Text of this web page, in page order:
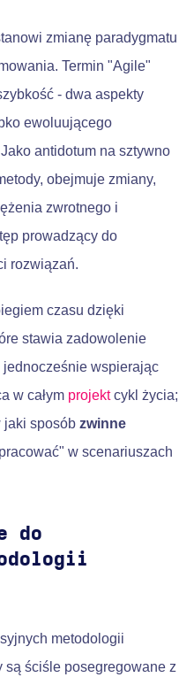
zmianę paradygmatu
Termin "Agile"
- dwa aspekty
ewoluującego
antidotum na sztywno
obejmuje zmiany,
zwrotnego i
prowadzący do
rozwiązań.
czasu dzięki
stawia zadowolenie
wspierając
w całym projektcykl życia;
jaki sposób zwinne
pracować" w scenariuszach
do
metodologii
są ściśle posegregowane z